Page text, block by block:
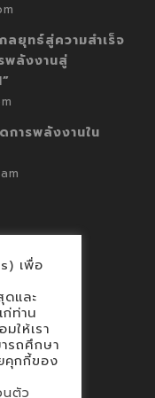
ลยุทธ์สู่ความสำเร็จ
พลังงานสู่
การพลังงานใน
เพื่อ
ดและ
ท่าน
ให้เรา
รถศึกษา
คุกกี้ของ
นตัว